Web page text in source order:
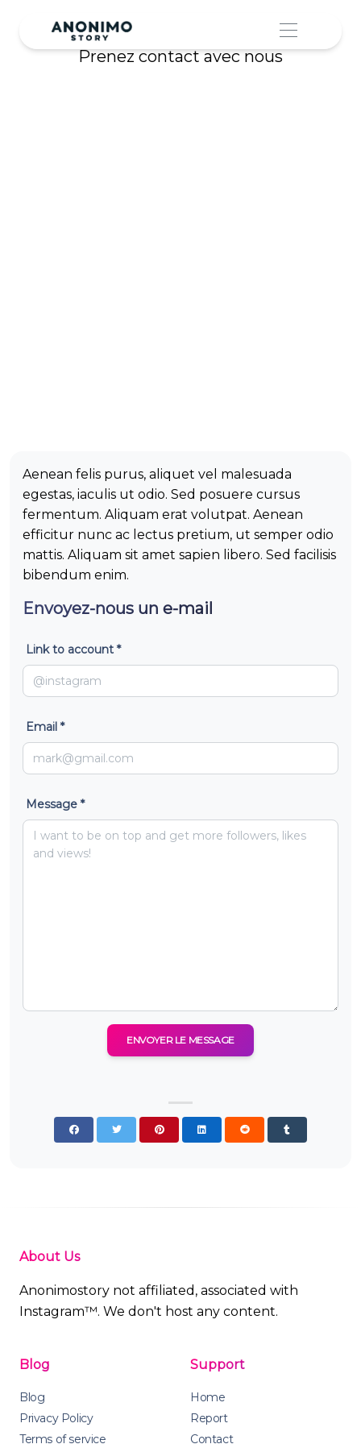
Prenez contact avec nous
Aenean felis purus, aliquet vel malesuada
egestas, iaculis ut odio. Sed posuere cursus
fermentum. Aliquam erat volutpat. Aenean
efficitur nunc ac lectus pretium, ut semper odio
mattis. Aliquam sit amet sapien libero. Sed facilisis
bibendum enim.
Envoyez-nous un e-mail
Link to account *
Email *
Message *
ENVOYER LE MESSAGE
About Us
Anonimostory not affiliated, associated with
Instagram™. We don't host any content.
Blog
Blog
Privacy Policy
Terms of service
Support
Home
Report
Contact